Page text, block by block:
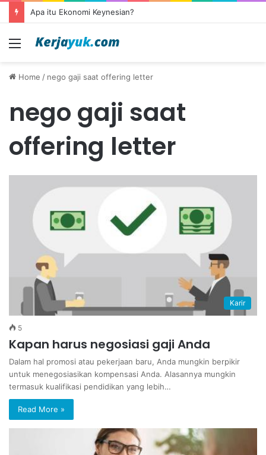
Apa itu Ekonomi Keynesian?
Menu
Home / nego gaji saat offering letter
nego gaji saat
offering letter
Karir
5
Kapan harus negosiasi gaji Anda
Dalam hal promosi atau pekerjaan baru, Anda mungkin berpikir
untuk menegosiasikan kompensasi Anda. Alasannya mungkin
termasuk kualifikasi pendidikan yang lebih…
Read More »